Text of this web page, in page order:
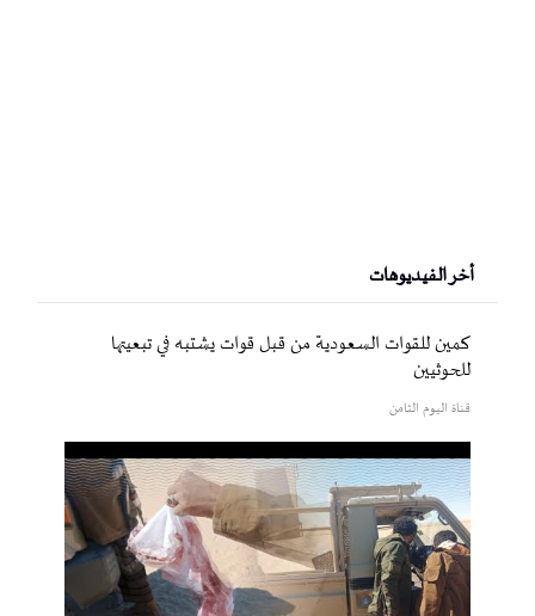
أخر الفيديوهات
كمين للقوات السعودية من قبل قوات يشتبه في تبعيتها
للحوثيين
قناة اليوم الثامن